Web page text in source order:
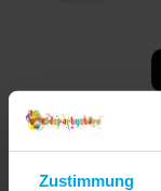
Zustimmung